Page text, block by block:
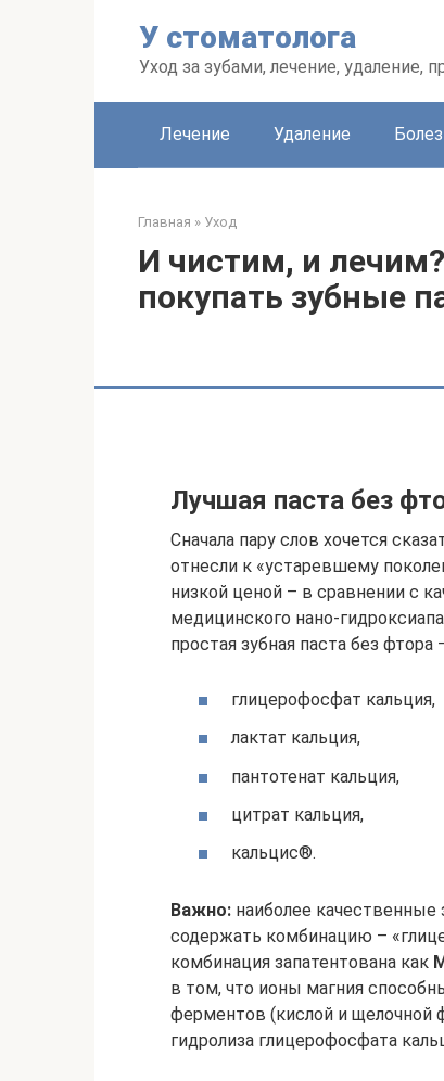
У стоматолога
Уход за зубами, лечение, удаление,
Лечение Удаление
Главная » Уход
И чистим, и
покупать зубные
Лучшая паста без
Сначала пару слов хочется
отнесли к «устаревшему
низкой ценой – в сравнении с
медицинского нано-
простая зубная паста без
глицерофосфат кальция,
лактат кальция,
пантотенат кальция,
цитрат кальция,
кальцис®.
Важно: наиболее качественные
содержать комбинацию –
комбинация запатентована как
в том, что ионы магния
ферментов (кислой и щелочной
гидролиза глицерофосфата